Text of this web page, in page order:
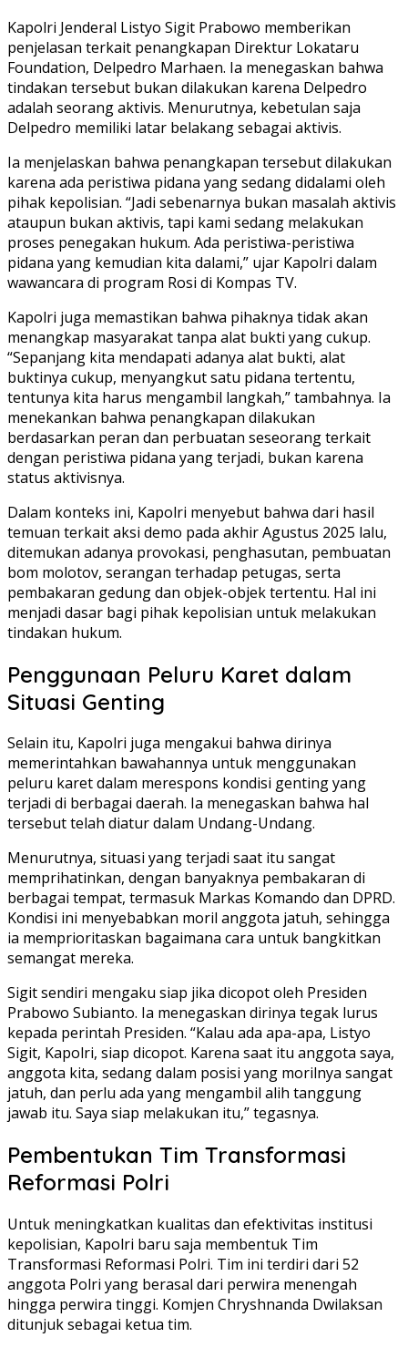
Kapolri Jenderal Listyo Sigit Prabowo memberikan
penjelasan terkait penangkapan Direktur Lokataru
Foundation, Delpedro Marhaen. Ia menegaskan bahwa
tindakan tersebut bukan dilakukan karena Delpedro
adalah seorang aktivis. Menurutnya, kebetulan saja
Delpedro memiliki latar belakang sebagai aktivis.
Ia menjelaskan bahwa penangkapan tersebut dilakukan
karena ada peristiwa pidana yang sedang didalami oleh
pihak kepolisian. “Jadi sebenarnya bukan masalah aktivis
ataupun bukan aktivis, tapi kami sedang melakukan
proses penegakan hukum. Ada peristiwa-peristiwa
pidana yang kemudian kita dalami,” ujar Kapolri dalam
wawancara di program Rosi di Kompas TV.
Kapolri juga memastikan bahwa pihaknya tidak akan
menangkap masyarakat tanpa alat bukti yang cukup.
“Sepanjang kita mendapati adanya alat bukti, alat
buktinya cukup, menyangkut satu pidana tertentu,
tentunya kita harus mengambil langkah,” tambahnya. Ia
menekankan bahwa penangkapan dilakukan
berdasarkan peran dan perbuatan seseorang terkait
dengan peristiwa pidana yang terjadi, bukan karena
status aktivisnya.
Dalam konteks ini, Kapolri menyebut bahwa dari hasil
temuan terkait aksi demo pada akhir Agustus 2025 lalu,
ditemukan adanya provokasi, penghasutan, pembuatan
bom molotov, serangan terhadap petugas, serta
pembakaran gedung dan objek-objek tertentu. Hal ini
menjadi dasar bagi pihak kepolisian untuk melakukan
tindakan hukum.
Penggunaan Peluru Karet dalam
Situasi Genting
Selain itu, Kapolri juga mengakui bahwa dirinya
memerintahkan bawahannya untuk menggunakan
peluru karet dalam merespons kondisi genting yang
terjadi di berbagai daerah. Ia menegaskan bahwa hal
tersebut telah diatur dalam Undang-Undang.
Menurutnya, situasi yang terjadi saat itu sangat
memprihatinkan, dengan banyaknya pembakaran di
berbagai tempat, termasuk Markas Komando dan DPRD.
Kondisi ini menyebabkan moril anggota jatuh, sehingga
ia memprioritaskan bagaimana cara untuk bangkitkan
semangat mereka.
Sigit sendiri mengaku siap jika dicopot oleh Presiden
Prabowo Subianto. Ia menegaskan dirinya tegak lurus
kepada perintah Presiden. “Kalau ada apa-apa, Listyo
Sigit, Kapolri, siap dicopot. Karena saat itu anggota saya,
anggota kita, sedang dalam posisi yang morilnya sangat
jatuh, dan perlu ada yang mengambil alih tanggung
jawab itu. Saya siap melakukan itu,” tegasnya.
Pembentukan Tim Transformasi
Reformasi Polri
Untuk meningkatkan kualitas dan efektivitas institusi
kepolisian, Kapolri baru saja membentuk Tim
Transformasi Reformasi Polri. Tim ini terdiri dari 52
anggota Polri yang berasal dari perwira menengah
hingga perwira tinggi. Komjen Chryshnanda Dwilaksan
ditunjuk sebagai ketua tim.